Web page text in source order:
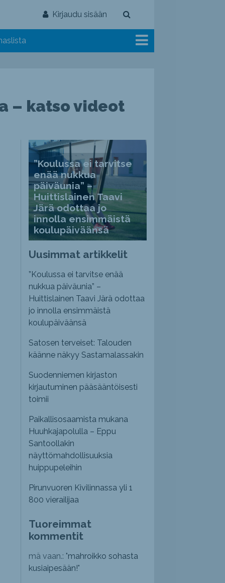
Kirjaudu sisään
– katso videot
”Koulussa ei tarvitse
enää nukkua
päiväunia” –
Huittislainen Taavi
Järä odottaa jo
innolla ensimmäistä
koulupäiväänsä
Uusimmat artikkelit
”Koulussa ei tarvitse enää
nukkua päiväunia” –
Huittislainen Taavi Järä odottaa
jo innolla ensimmäistä
koulupäiväänsä
Satosen terveiset: Talouden
käänne näkyy Sastamalassakin
Suodenniemen kirjaston
kirjautuminen pääsääntöisesti
toimii
Paikallisosaamista mukana
Huuhkajapolulla – Eppu
Santoollakin
näyttömahdollisuuksia
huippupeleihin
Pirunvuoren Kivilinnassa yli 1
800 vierailijaa
Tuoreimmat
kommentit
mä vaan.: "mahroikko sohasta
kusiaipesään!"